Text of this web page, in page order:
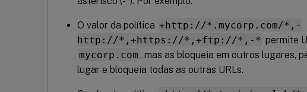
O valor da política +http://*.mycorp.com/*,-
http://*,+https://*,+ftp://*,-* permite
mycorp.com , mas as bloqueia em outros lugares,
lugar e bloqueia todas as outras URLs.